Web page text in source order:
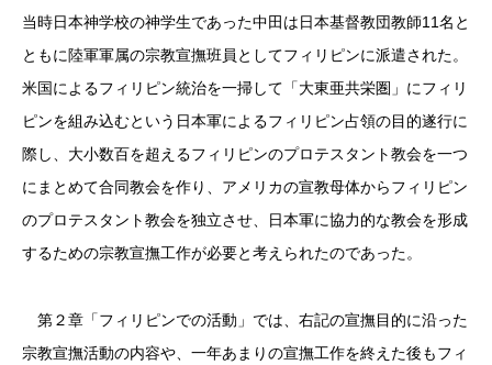
当時日本神学校の神学生であった中田は日本基督教団教師11名と
ともに陸軍軍属の宗教宣撫班員としてフィリピンに派遣された。
米国によるフィリピン統治を一掃して「大東亜共栄圏」にフィリ
ピンを組み込むという日本軍によるフィリピン占領の目的遂行に
際し、大小数百を超えるフィリピンのプロテスタント教会を一つ
にまとめて合同教会を作り、アメリカの宣教母体からフィリピン
のプロテスタント教会を独立させ、日本軍に協力的な教会を形成
するための宗教宣撫工作が必要と考えられたのであった。
第２章「フィリピンでの活動」では、右記の宣撫目的に沿った
宗教宣撫活動の内容や、一年あまりの宣撫工作を終えた後もフィ